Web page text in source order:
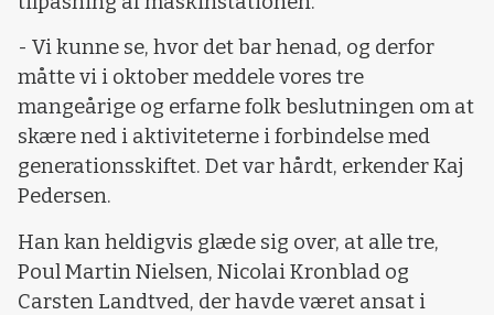
- Vi kunne se, hvor det bar henad, og derfor
måtte vi i oktober meddele vores tre
mangeårige og erfarne folk beslutningen om at
skære ned i aktiviteterne i forbindelse med
generationsskiftet. Det var hårdt, erkender Kaj
Pedersen.
Han kan heldigvis glæde sig over, at alle tre,
Poul Martin Nielsen, Nicolai Kronblad og
Carsten Landtved, der havde været ansat i